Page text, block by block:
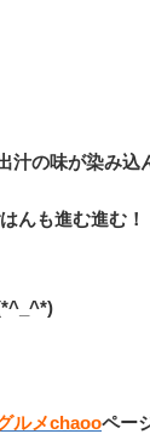
汁の味が染み込
んも進む進む
ルメchaooペー